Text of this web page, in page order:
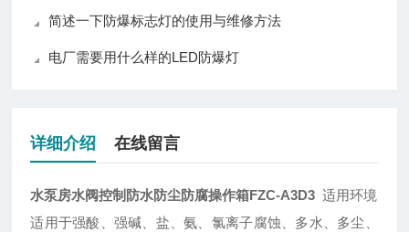
简述一下防爆标志灯的使用与维修方法
电厂需要用什么样的LED防爆灯
详细介绍 在线留言
水泵房水阀控制防水防尘防腐操作箱FZC-A3D3 适用环境
适用于强酸、强碱、盐、氨、氯离子腐蚀、多水、多尘、